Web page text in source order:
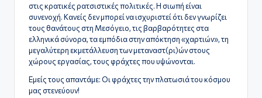
στις κρατικές ρατσιστικές πολιτικές. Η σιωπή είναι
συνενοχή. Κανείς δεν μπορεί να ισχυριστεί ότι δεν γνωρίζει
τους θανάτους στη Μεσόγειο, τις βαρβαρότητες στα
ελληνικά σύνορα, τα εμπόδια στην απόκτηση «χαρτιών», τη
μεγαλύτερη εκμετάλλευση των μεταναστ(ρι)ών στους
χώρους εργασίας, τους φράχτες που υψώνονται.
Εμείς τους απαντάμε: Οι φράχτες την πλατωσιά του κόσμου
μας στενεύουν!